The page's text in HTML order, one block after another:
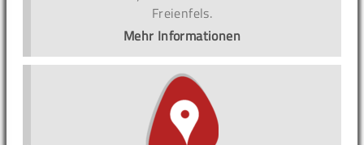
Freienfels.
Mehr Informationen